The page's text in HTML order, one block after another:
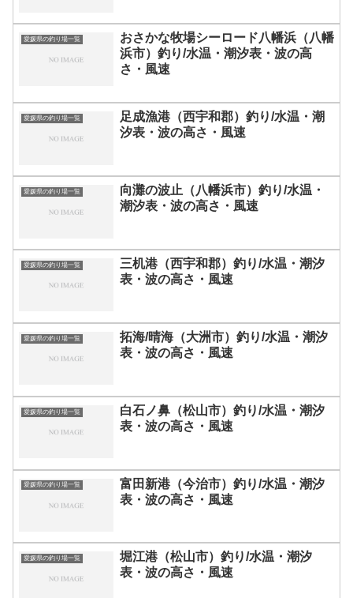
愛媛県の釣り場一覧
おさかな牧場シーロード八幡浜（八幡
浜市）釣り/水温・潮汐表・波の高
さ・風速
愛媛県の釣り場一覧
足成漁港（西宇和郡）釣り/水温・潮
汐表・波の高さ・風速
愛媛県の釣り場一覧
向灘の波止（八幡浜市）釣り/水温・
潮汐表・波の高さ・風速
愛媛県の釣り場一覧
三机港（西宇和郡）釣り/水温・潮汐
表・波の高さ・風速
愛媛県の釣り場一覧
拓海/晴海（大洲市）釣り/水温・潮汐
表・波の高さ・風速
愛媛県の釣り場一覧
白石ノ鼻（松山市）釣り/水温・潮汐
表・波の高さ・風速
愛媛県の釣り場一覧
富田新港（今治市）釣り/水温・潮汐
表・波の高さ・風速
愛媛県の釣り場一覧
堀江港（松山市）釣り/水温・潮汐
表・波の高さ・風速